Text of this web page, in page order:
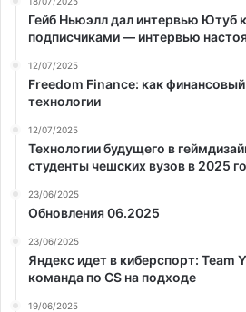
Гейб Ньюэлл дал интервью Ютуб
подписчиками — интервью
12/07/2025
Freedom Finance: как финансовый
технологии
12/07/2025
Технологии будущего в
студенты чешских вузов в 2025
23/06/2025
Обновления 06.2025
23/06/2025
Яндекс идет в киберспорт: Team
команда по CS на подходе
19/06/2025